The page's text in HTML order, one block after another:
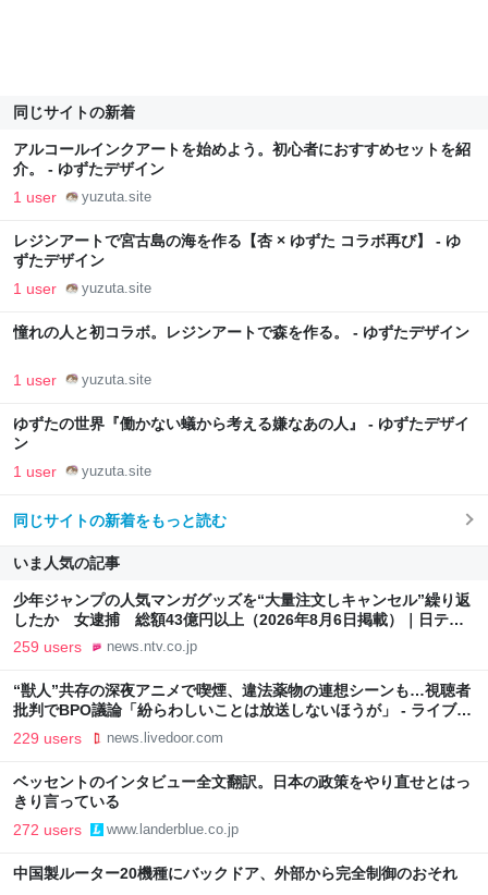
同じサイトの新着
アルコールインクアートを始めよう。初心者におすすめセットを紹
介。 - ゆずたデザイン
1 user yuzuta.site
レジンアートで宮古島の海を作る【杏 × ゆずた コラボ再び】 - ゆ
ずたデザイン
1 user yuzuta.site
憧れの人と初コラボ。レジンアートで森を作る。 - ゆずたデザイン
1 user yuzuta.site
ゆずたの世界『働かない蟻から考える嫌なあの人』 - ゆずたデザイ
ン
1 user yuzuta.site
同じサイトの新着をもっと読む
いま人気の記事
少年ジャンプの人気マンガグッズを“大量注文しキャンセル”繰り返
したか 女逮捕 総額43億円以上（2026年8月6日掲載）｜日テレ
NEWS NNN
259 users news.ntv.co.jp
“獣人”共存の深夜アニメで喫煙、違法薬物の連想シーンも…視聴者
批判でBPO議論「紛らわしいことは放送しないほうが」 - ライブド
アニュース
229 users news.livedoor.com
ベッセントのインタビュー全文翻訳。日本の政策をやり直せとはっ
きり言っている
272 users www.landerblue.co.jp
中国製ルーター20機種にバックドア、外部から完全制御のおそれ